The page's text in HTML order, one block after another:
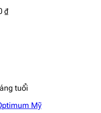
₫
tuổi
Mỹ